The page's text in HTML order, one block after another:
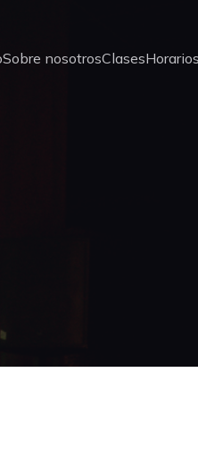
Sobre nosotrosClasesHorarios